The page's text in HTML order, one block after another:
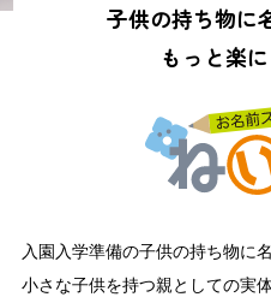
子供の持ち物に
もっと楽
入園入学準備の子供の持ち物に
小さな子供を持つ親としての実